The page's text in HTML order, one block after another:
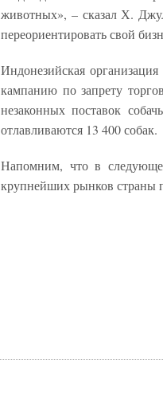
животных», – сказал Х.
переориентировать свой
Индонезийская
кампанию по запрету
незаконных поставок
отлавливаются 13 400 собак.
Напомним, что в
крупнейших рынков страны